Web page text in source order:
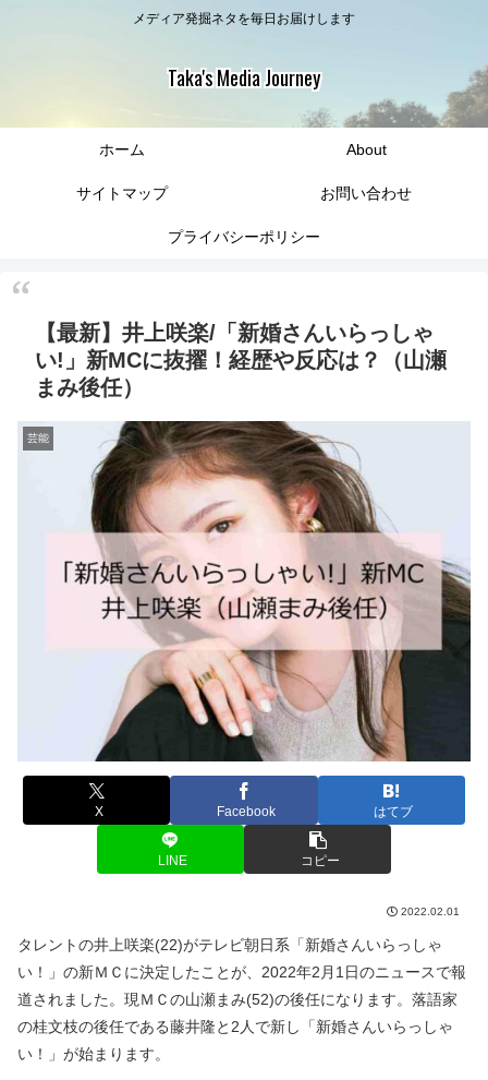
メディア発掘ネタを毎日お届けします
Taka's Media Journey
ホーム About
サイトマップ お問い合わせ
プライバシーポリシー
【最新】井上咲楽/「新婚さんいらっしゃ
い!」新MCに抜擢！経歴や反応は？（山瀬
まみ後任）
芸能
X Facebook はてブ
LINE コピー
2022.02.01
タレントの井上咲楽(22)がテレビ朝日系「新婚さんいらっしゃ
い！」の新ＭＣに決定したことが、2022年2月1日のニュースで報
道されました。現ＭＣの山瀬まみ(52)の後任になります。落語家
の桂文枝の後任である藤井隆と2人で新し
「新婚さんいらっしゃ
い！」が始まります。